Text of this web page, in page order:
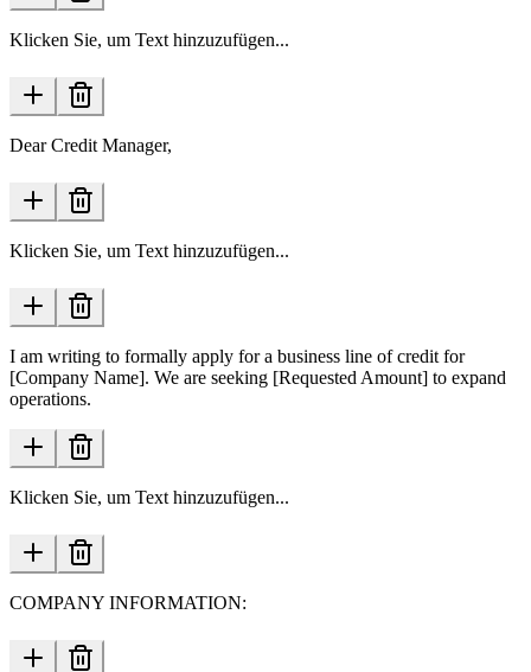
Klicken Sie, um Text hinzuzufügen...
Dear Credit Manager,
Klicken Sie, um Text hinzuzufügen...
I am writing to formally apply for a business line of credit for
[Company Name]. We are seeking [Requested Amount] to expand
operations.
Klicken Sie, um Text hinzuzufügen...
COMPANY INFORMATION: